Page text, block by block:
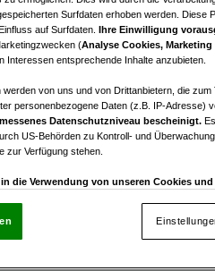
ca.55 bis ca.107
*
Weinlandschaft der
Surfdaten erhoben werden. Diese
auf Surfdaten. Ihre Einwilligung
(Analyse Cookies, Marketing
Interessen entsprechende Inhalte anzubieten.
von uns und von Drittanbietern, die zum
personenbezogene Daten (z.B. IP-Adresse)
Datenschutzniveau bescheinigt.
US-Behörden zu Kontroll- und
zur Verfügung stehen.
die Verwendung von unseren Cookies und